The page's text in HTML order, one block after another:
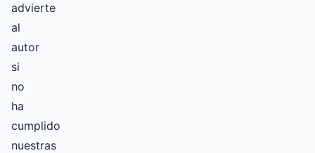
advierte
al
autor
si
no
ha
cumplido
nuestras